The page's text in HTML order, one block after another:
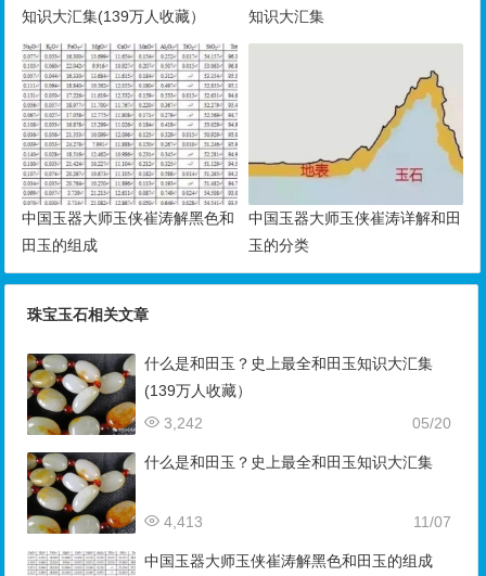
知识大汇集(139万人收藏）
知识大汇集
中国玉器大师玉侠崔涛解黑色和
田玉的组成
中国玉器大师玉侠崔涛详解和田
玉的分类
珠宝玉石相关文章
什么是和田玉？史上最全和田玉知识大汇集
(139万人收藏）
05/20
3,242
什么是和田玉？史上最全和田玉知识大汇集
11/07
4,413
中国玉器大师玉侠崔涛解黑色和田玉的组成